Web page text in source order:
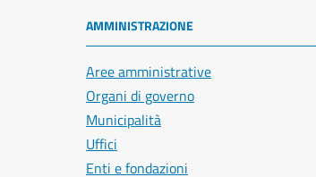
AMMINISTRAZIONE
Aree amministrative
Organi di governo
Municipalità
Uffici
Enti e fondazioni